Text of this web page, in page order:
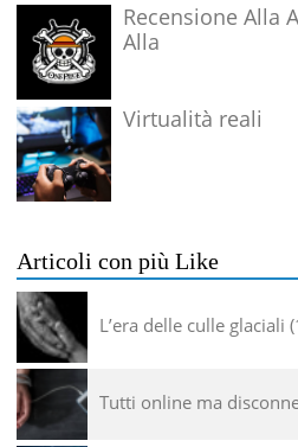
Recensione Alla
Alla
Virtualità reali
Articoli con più Like
L’era delle culle glaciali
Tutti online ma